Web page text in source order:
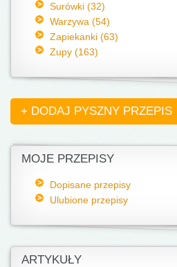
Surówki (32)
Warzywa (54)
Zapiekanki (63)
Zupy (163)
+ DODAJ PYSZNY PRZEPIS
MOJE PRZEPISY
Dopisane przepisy
Ulubione przepisy
ARTYKUŁY